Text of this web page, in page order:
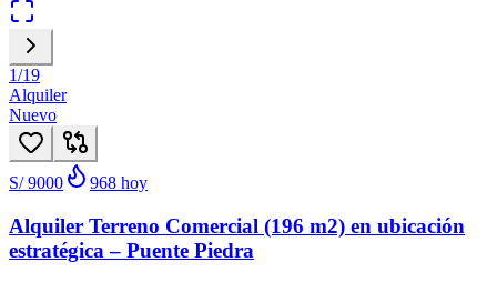
1/19
Alquiler
Nuevo
S/ 9000 968 hoy
Alquiler Terreno Comercial (196 m2) en ubicación
estratégica – Puente Piedra